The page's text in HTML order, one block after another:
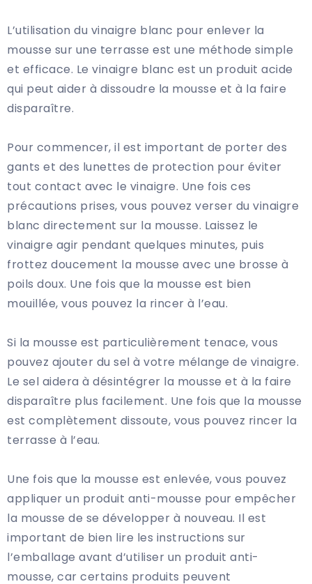
L’utilisation du vinaigre blanc pour enlever la
mousse sur une terrasse est une méthode simple
et efficace. Le vinaigre blanc est un produit acide
qui peut aider à dissoudre la mousse et à la faire
disparaître.
Pour commencer, il est important de porter des
gants et des lunettes de protection pour éviter
tout contact avec le vinaigre. Une fois ces
précautions prises, vous pouvez verser du vinaigre
blanc directement sur la mousse. Laissez le
vinaigre agir pendant quelques minutes, puis
frottez doucement la mousse avec une brosse à
poils doux. Une fois que la mousse est bien
mouillée, vous pouvez la rincer à l’eau.
Si la mousse est particulièrement tenace, vous
pouvez ajouter du sel à votre mélange de vinaigre.
Le sel aidera à désintégrer la mousse et à la faire
disparaître plus facilement. Une fois que la mousse
est complètement dissoute, vous pouvez rincer la
terrasse à l’eau.
Une fois que la mousse est enlevée, vous pouvez
appliquer un produit anti-mousse pour empêcher
la mousse de se développer à nouveau. Il est
important de bien lire les instructions sur
l’emballage avant d’utiliser un produit anti-
mousse, car certains produits peuvent